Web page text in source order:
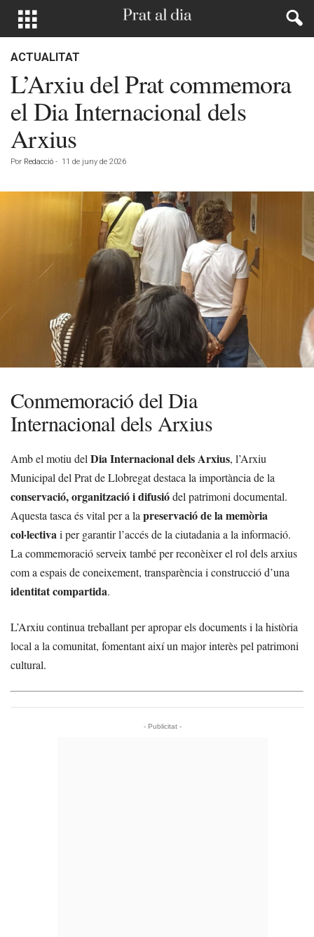
ACTUALITAT
L’Arxiu del Prat commemora
el Dia Internacional dels
Arxius
Por Redacció - 11 de juny de 2026
Conmemoració del Dia
Internacional dels Arxius
Amb el motiu del Dia Internacional dels Arxius, l’Arxiu
Municipal del Prat de Llobregat destaca la importància de la
conservació, organització i difusiódel patrimoni documental.
Aquesta tasca és vital per a la preservació de la memòria
col·lectiva i per garantir l’accés de la ciutadania a la informació.
La commemoració serveix també per reconèixer el rol dels arxius
com a espais de coneixement, transparència i construcció d’una
identitat compartida.
L’Arxiu continua treballant per apropar els documents i la història
local a la comunitat, fomentant així un major interès pel patrimoni
cultural.
- Publicitat -